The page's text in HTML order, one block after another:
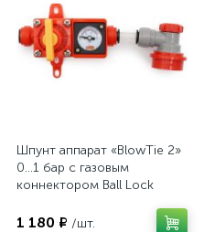
Шпунт аппарат «BlowTie 2»
0...1 бар с газовым
коннектором Ball Lock
1 180 ₽ /шт.